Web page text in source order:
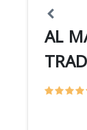
AL